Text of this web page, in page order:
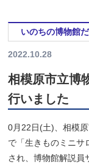
いのちの博物館
2022.10.28
相模原市立博
行いました
0月22日(土)、相模
で「生きものミニサ
され、博物館解説員